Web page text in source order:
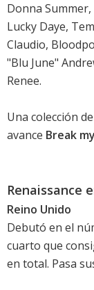
Donna
Lucky Daye,
Claudio,
"Blu June"
Renee.
Una colección
avance Break
Renaissance
Reino Unido
Debutó en el
cuarto que
en total. Pasa